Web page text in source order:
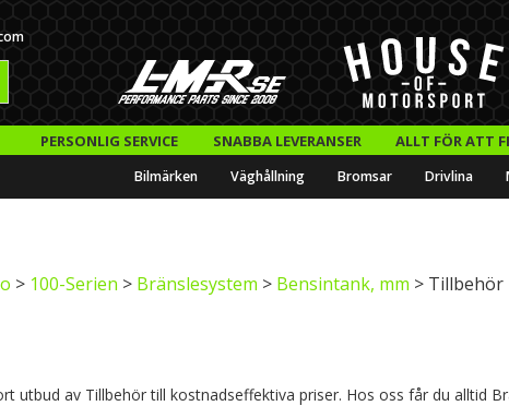
PERSONLIG SERVICE SNABBA LEVERANSER ALLT FÖR ATT
Bilmärken Väghållning Bromsar Drivlina
> 100-Serien > Bränslesystem > Bensintank, mm > Tillbehör
utbud av Tillbehör till kostnadseffektiva priser. Hos oss får du alltid